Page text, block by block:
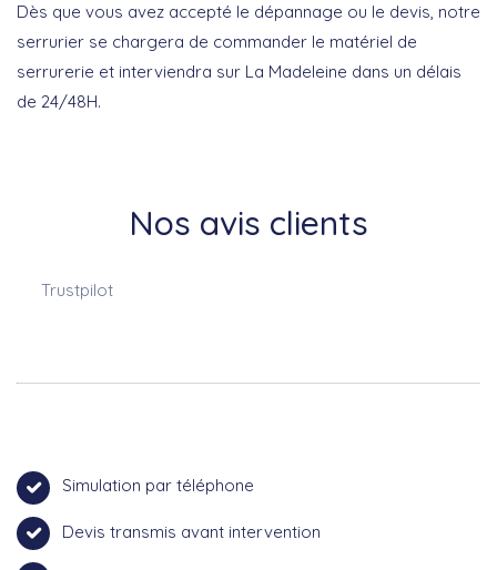
Dès que vous avez accepté le dépannage ou le devis, notre
serrurier se chargera de commander le matériel de
serrurerie et interviendra sur La Madeleine dans un délais
de 24/48H.
Nos avis clients
Trustpilot
Simulation par téléphone
Devis transmis avant intervention